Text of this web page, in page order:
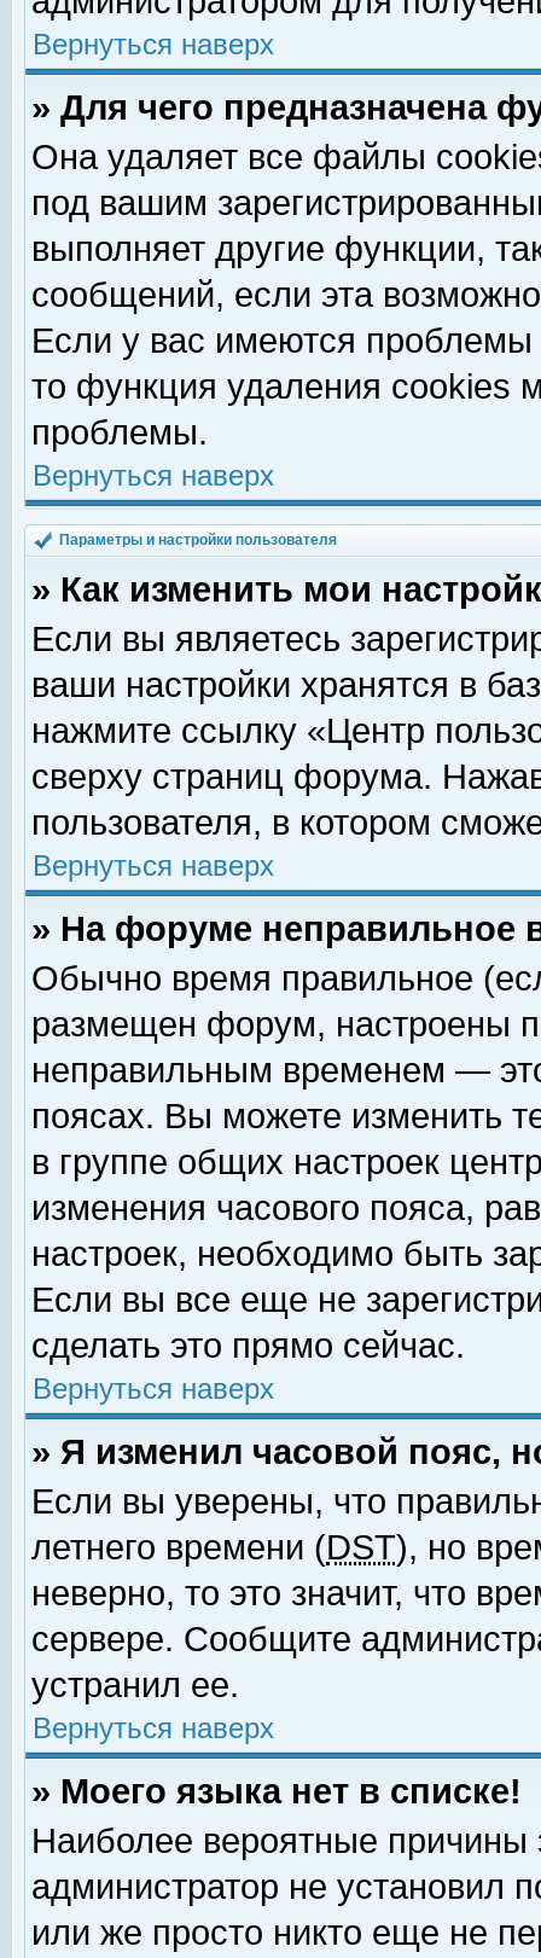
Вернуться наверх
» Для чего предназначена
Она удаляет все файлы
под вашим
выполняет другие функции,
сообщений, если эта
Если у вас имеются
то функция удаления cookies
проблемы.
Вернуться наверх
Параметры и настройки пользователя
» Как изменить мои
Если вы являетесь
ваши настройки хранятся в
нажмите ссылку «Центр
сверху страниц форума.
пользователя, в котором
Вернуться наверх
» На форуме неправильное
Обычно время правильное
размещен форум, настроены
неправильным временем —
поясах. Вы можете изменить
в группе общих настроек
изменения часового пояса,
настроек, необходимо быть
Если вы все еще не
сделать это прямо сейчас.
Вернуться наверх
» Я изменил часовой пояс,
Если вы уверены, что
летнего времени (DST), но
неверно, то это значит, что
сервере. Сообщите
устранил ее.
Вернуться наверх
» Моего языка нет в списке!
Наиболее вероятные причины
администратор не установил
или же просто никто еще не